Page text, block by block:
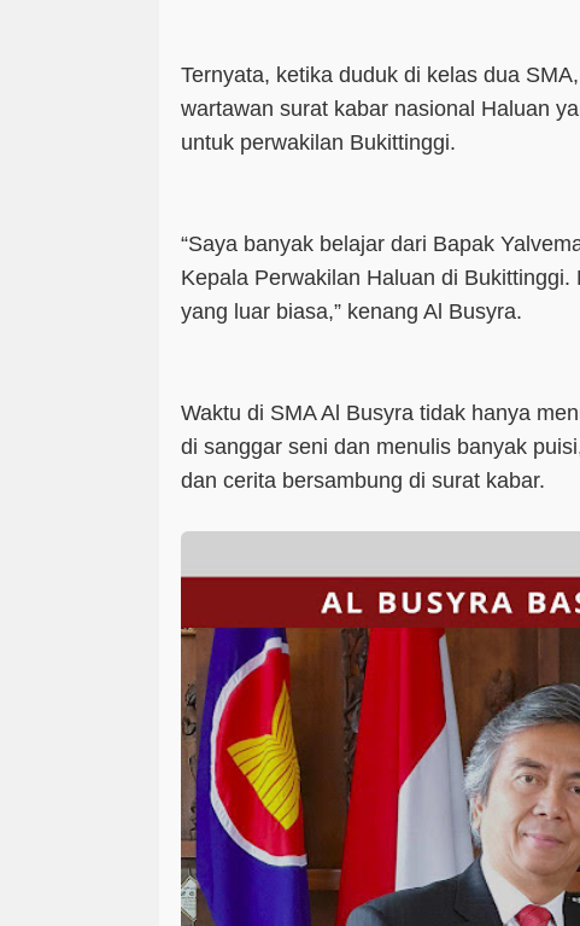
Ternyata, ketika duduk di kelas dua
wartawan surat kabar nasional Haluan
untuk perwakilan Bukittinggi.
“Saya banyak belajar dari Bapak
Kepala Perwakilan Haluan di Bukittinggi.
yang luar biasa,” kenang Al Busyra.
Waktu di SMA Al Busyra tidak hanya
di sanggar seni dan menulis banyak
dan cerita bersambung di surat kabar.